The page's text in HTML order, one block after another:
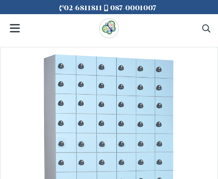
02-6811811 087-0001007